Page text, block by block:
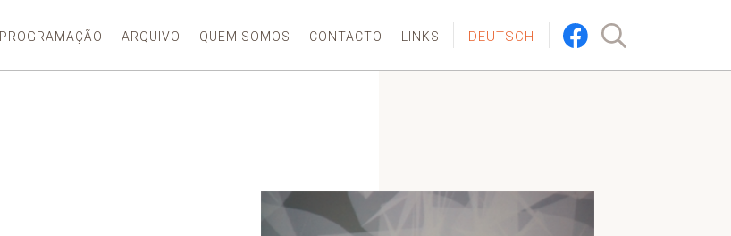
PROGRAMAÇÃO ARQUIVO QUEM SOMOS CONTACTO LINKS DEUTSCH